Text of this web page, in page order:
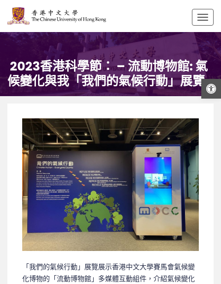
打開工具欄
 ­2023香港科學節： – 流動博物館: 氣
候變化與我「我們的氣候行動」展覽
「我們的氣候行動」展覽展示香港中文大學賽馬會氣候變
化博物的「流動博物館」多媒體互動組件，介紹氣候變化